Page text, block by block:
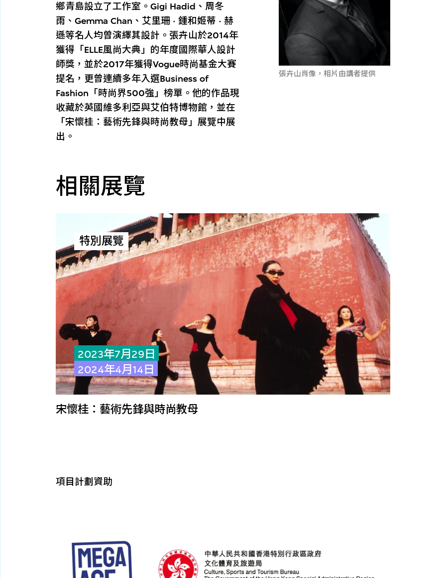
鄉青島設立了工作室。Gigi Hadid、周冬
雨、Gemma Chan、艾里珊 · 鍾和姬蒂 · 赫
遜等名人均曾演繹其設計。張卉山於2014年
獲得「ELLE風尚大典」的年度國際華人設計
師獎，並於2017年獲得Vogue時尚基金大賽
提名，更曾連續多年入選Business of
Fashion「時尚界500強」榜單。他的作品現
收藏於英國維多利亞與艾伯特博物館，並在
「宋懷桂：藝術先鋒與時尚教母」展覽中展
出。
張卉山肖像，相片由講者提供
相關展覽
特別展覽
2023年7月29日
2024年4月14日
宋懷桂：藝術先鋒與時尚教母
項目計劃資助